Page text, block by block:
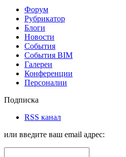
Форум
Рубрикатор
Блоги
Новости
События
События BIM
Галереи
Конференции
Персоналии
Подписка
RSS канал
или введите ваш email адрес: